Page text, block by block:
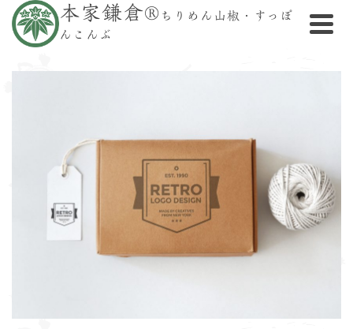
本家鎌倉® ちりめん山椒・すっぽ
んこんぶ